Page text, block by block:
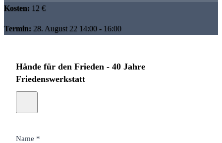
Kosten: 12 €
Termin: 28. August 22 14:00 - 16:00
Hände für den Frieden - 40 Jahre
Friedenswerkstatt
Name *